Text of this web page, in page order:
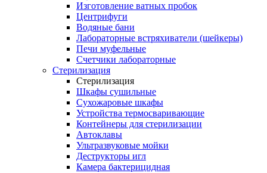
Изготовление ватных пробок
Центрифуги
Водяные бани
Лабораторные встряхиватели (шейкеры)
Печи муфельные
Счетчики лабораторные
Стерилизация
Стерилизация
Шкафы сушильные
Сухожаровые шкафы
Устройства термосваривающие
Контейнеры для стерилизации
Автоклавы
Ультразвуковые мойки
Деструкторы игл
Камера бактерицидная